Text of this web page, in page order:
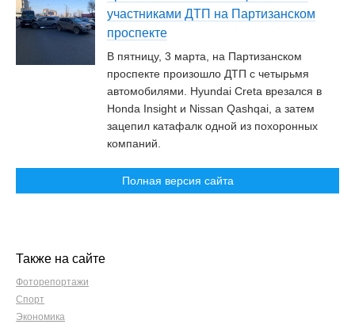
участниками ДТП на Партизанском
проспекте
В пятницу, 3 марта, на Партизанском
проспекте произошло ДТП с четырьмя
автомобилями. Hyundai Creta врезался в
Honda Insight и Nissan Qashqai, а затем
зацепил катафалк одной из похоронных
компаний.
Полная версия сайта
Также на сайте
Фоторепортажи
Спорт
Экономика